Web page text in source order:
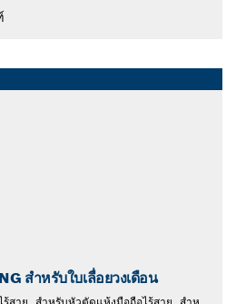
สำหรับใบเลื่อยวงเดือน